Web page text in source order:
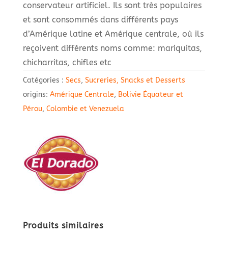
conservateur artificiel. Ils sont très populaires
et sont consommés dans différents pays
d’Amérique latine et Amérique centrale, où ils
reçoivent différents noms comme: mariquitas,
chicharritas, chifles etc
Catégories : Secs, Sucreries, Snacks et Desserts
origins: Amérique Centrale, Bolivie Équateur et
Pérou, Colombie et Venezuela
Produits similaires